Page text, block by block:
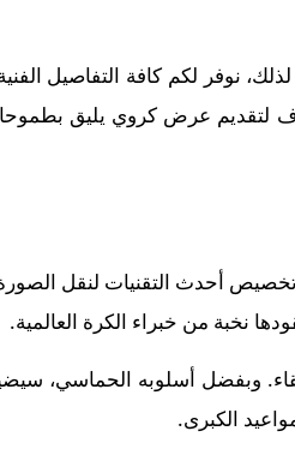
لكم كافة التفاصيل الفنية
لتقديم عرض كروي يليق
تخصيص أحدث التقنيات لنقل
نخبة من خبراء الكرة العالمية.
وبفضل أسلوبه الحماسي،
الكبرى.